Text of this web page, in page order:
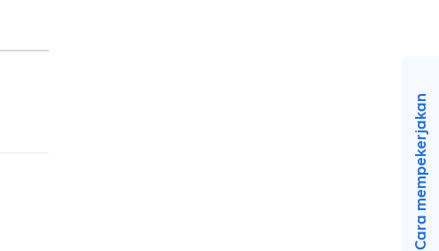
Cara mempekerjakan